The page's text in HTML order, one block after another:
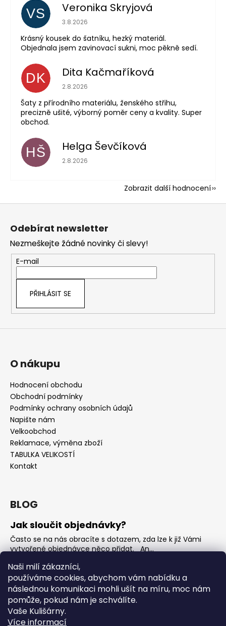
Naši milí zákazníci,
používáme cookies, abychom vám nabídku a
následnou komunikaci mohli ušít na míru, moc nám
pomůže, pokud nám je schválíte.
Vaše Kulišárny.
Více informací
VS Veronika Skryjová
Hodnocení obchodu je 5 z 5 hvězdiček.
3.8.2026
Krásný kousek do šatníku, hezký materiál.
Objednala jsem zavinovací sukni, moc pěkně sedí.
DK Dita Kačmaříková
Hodnocení obchodu je 5 z 5 hvězdiček.
2.8.2026
Šaty z přírodního materiálu, ženského střihu,
precizně ušité, výborný poměr ceny a kvality. Super
obchod.
HŠ Helga Ševčíková
Hodnocení obchodu je 5 z 5 hvězdiček.
2.8.2026
Zobrazit další hodnocení
Z
Odebírat newsletter
Nezmeškejte žádné novinky či slevy!
E-mail
PŘIHLÁSIT SE
O nákupu
Hodnocení obchodu
Obchodní podmínky
Podmínky ochrany osobních údajů
Napište nám
Velkoobchod
Reklamace, výměna zboží
TABULKA VELIKOSTÍ
Kontakt
BLOG
Jak sloučit objednávky?
Často se na nás obracíte s dotazem, zda lze k již Vámi
vytvořené objednávce něco přidat. An...
Jak vybrat rostoucí overal na jaro?
Nejčastější otázka, kterou od Vás teď dostáváme je, jak
vybrat rostoucí overal na nadcházející jarní...
OVERALY jaké jsou mezi nimi rozdíly
Overaly jsou velmi oblíbeným kouskem. Snadno se